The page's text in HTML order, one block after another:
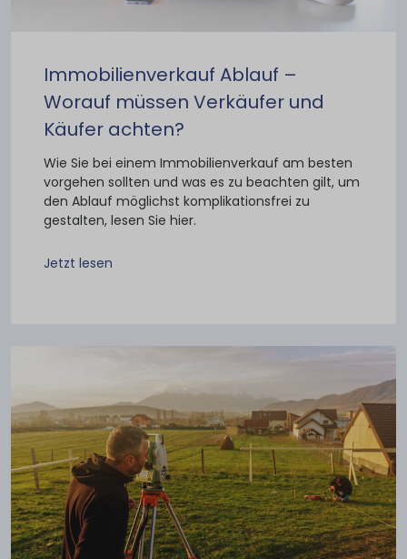
Immobilienverkauf Ablauf –
Worauf müssen Verkäufer und
Käufer achten?
Wie Sie bei einem Immobilienverkauf am besten
vorgehen sollten und was es zu beachten gilt, um
den Ablauf möglichst komplikationsfrei zu
gestalten, lesen Sie hier.
Jetzt lesen